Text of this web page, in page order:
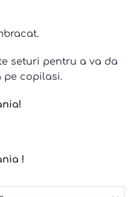
seturi pentru a va da
pe copilasi.
!